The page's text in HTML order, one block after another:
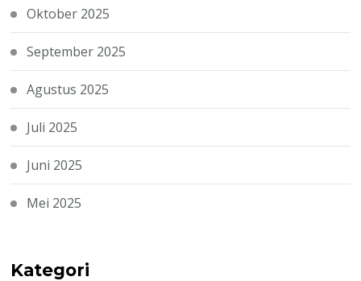
Oktober 2025
September 2025
Agustus 2025
Juli 2025
Juni 2025
Mei 2025
Kategori